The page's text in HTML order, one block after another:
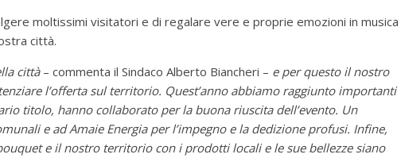
moltissimi visitatori e di regalare vere e proprie emozioni in musica
città.
città– commenta il Sindaco Alberto Biancheri – e per questo il nostro
l’offerta sul territorio. Quest’anno abbiamo raggiunto importanti
titolo, hanno collaborato per la buona riuscita dell’evento. Un
e ad Amaie Energia per l’impegno e la dedizione profusi. Infine,
e il nostro territorio con i prodotti locali e le sue bellezze siano